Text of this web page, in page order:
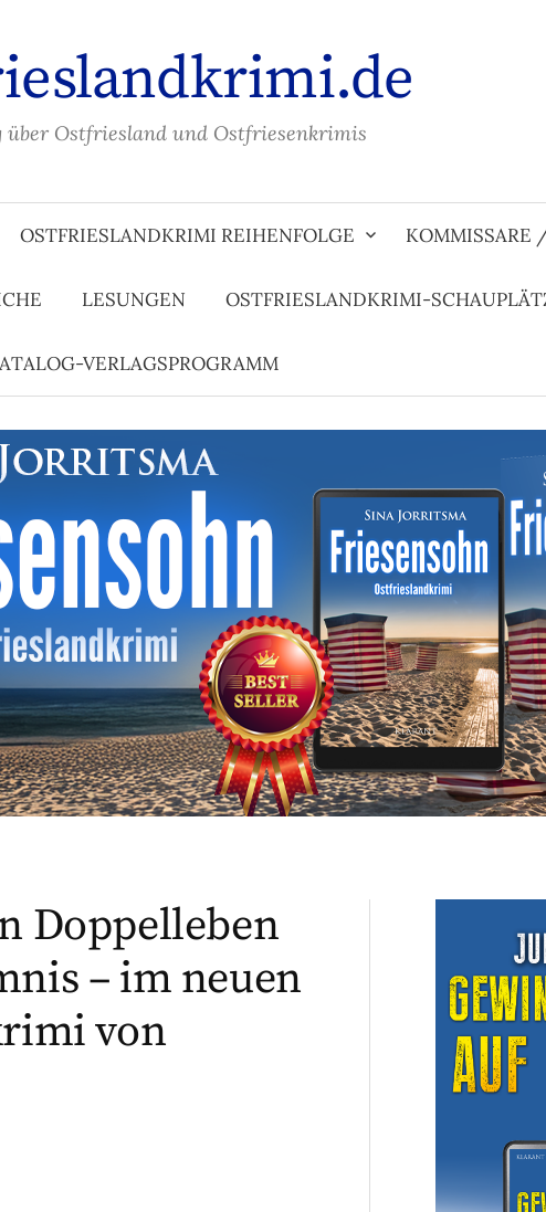
über Ostfriesland und Ostfriesenkrimis
OSTFRIESLANDKRIMI REIHENFOLGE KOMMISSARE
LESUNGEN OSTFRIESLANDKRIMI-
VERLAGSPROGRAMM
Doppelleben
– im neuen
von